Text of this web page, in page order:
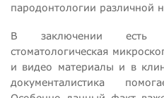
пародонтологии различной
В заключении есть
стоматологическая
и видео материалы и в
документалистика